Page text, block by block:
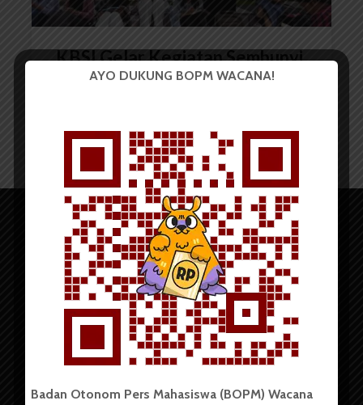
KBSI Gelar Kegiatan Sembunyi
dan Busi 2024
Copyright © 2023. All rights reserved BOPM WACANA.
AYO DUKUNG BOPM WACANA!
Badan Otonom Pers Mahasiswa (BOPM) Wacana